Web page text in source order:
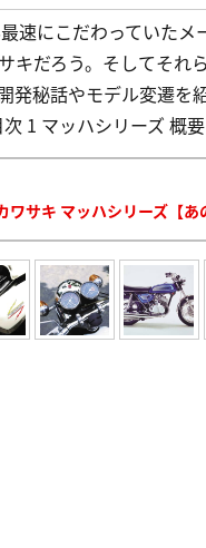
速にこだわっていたメ
キだろう。そしてそれ
発秘話やモデル変遷
1 マッハシリーズ 概
サキ マッハシリーズ【あ